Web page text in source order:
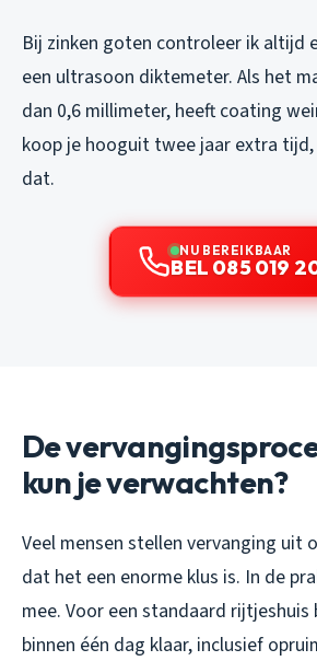
Bij zinken goten controleer ik altijd
een ultrasoon diktemeter. Als het
dan 0,6 millimeter, heeft coating
koop je hooguit twee jaar extra tijd,
dat.
NU BEREIKBAAR
BEL 085 019
De
kun je verwachten?
Veel mensen stellen vervanging uit
dat het een enorme klus is. In de
mee. Voor een standaard rijtjeshuis
binnen één dag klaar, inclusief